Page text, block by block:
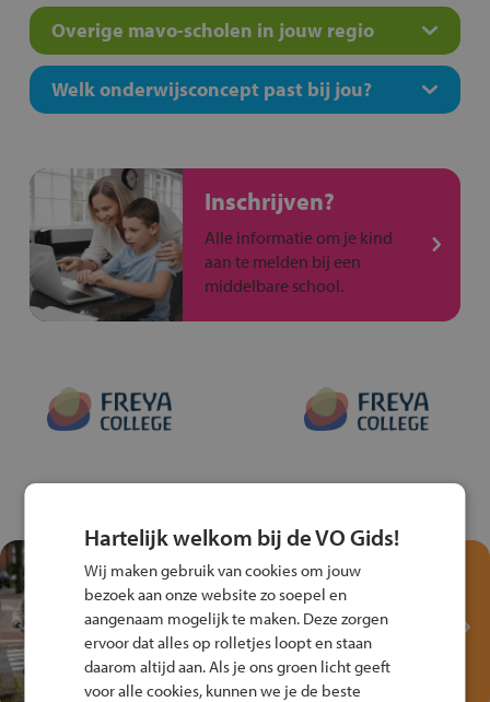
Overige mavo-scholen in jouw regio
Welk onderwijsconcept past bij jou?
Inschrijven?
Alle informatie om je kind
aan te melden bij een
middelbare school.
Test je kennis met het
Fiets Veilig
Verkeersspel!
Speel het Fiets Veilig Verkeersspel
en win een Cortina-fiets!
Hartelijk welkom bij de VO Gids!
Wij maken gebruik van cookies om jouw
bezoek aan onze website zo soepel en
aangenaam mogelijk te maken. Deze zorgen
ervoor dat alles op rolletjes loopt en staan
daarom altijd aan. Als je ons groen licht geeft
voor alle cookies, kunnen we je de beste